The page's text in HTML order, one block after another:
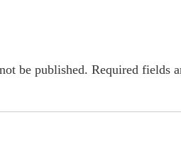
be published. Required fields